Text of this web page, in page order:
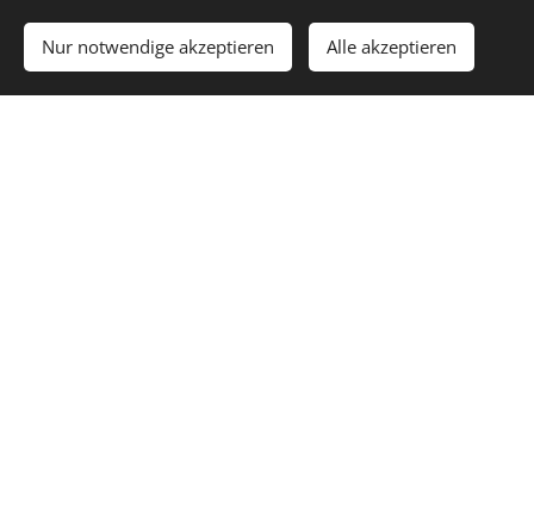
Nur notwendige akzeptieren Alle akzeptieren